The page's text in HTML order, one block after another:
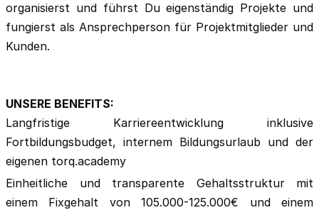
organisierst und führst Du eigenständig Projekte und
fungierst als Ansprechperson für Projektmitglieder und
Kunden.
UNSERE BENEFITS:
Langfristige Karriereentwicklung inklusive
Fortbildungsbudget, internem Bildungsurlaub und der
eigenen torq.academy
Einheitliche und transparente Gehaltsstruktur mit
einem Fixgehalt von 105.000-125.000€ und einem